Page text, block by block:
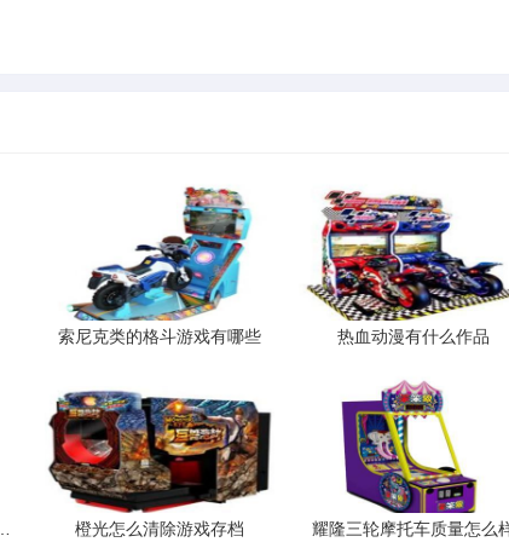
索尼克类的格斗游戏有哪些 热血动漫有什么作品
橙光怎么清除游戏存档 耀隆三轮摩托车质量怎么